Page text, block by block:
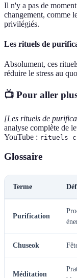
Il n'y a pas de
changement, comme
privilégiés.
Les rituels de
Absolument, ces
réduire le stress au
📺 Pour aller
[Les rituels de
analyse complète de
YouTube : rituels
Glossaire
Terme
Purification
Chuseok
Méditation